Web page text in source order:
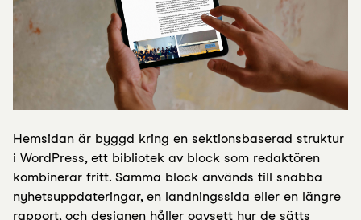
Hemsidan är byggd kring en sektionsbaserad struktur
i WordPress, ett bibliotek av block som redaktören
kombinerar fritt. Samma block används till snabba
nyhetsuppdateringar, en landningssida eller en längre
rapport, och designen håller oavsett hur de sätts